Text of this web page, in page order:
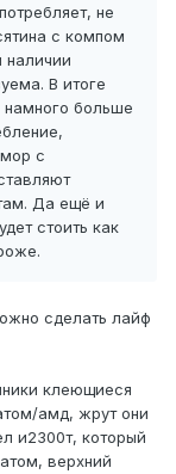
не
с компом
наличии
В итоге
намного больше
с
Да ещё и
стоить как
сделать лайф
клеющиеся
амд, жрут они
и2300т, который
верхний